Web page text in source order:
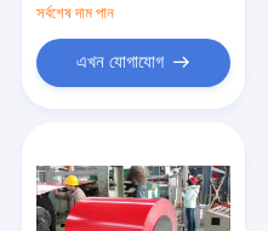
সর্বশেষ দাম পান
এখন যোগাযোগ